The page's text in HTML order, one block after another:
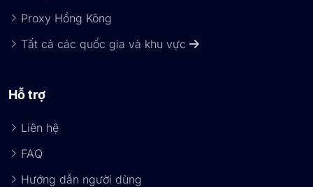
Proxy Hồng Kông
Tất cả các quốc gia và khu vực
Hỗ trợ
Liên hệ
FAQ
Hướng dẫn người dùng